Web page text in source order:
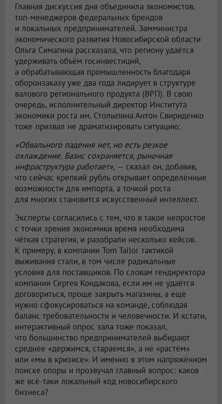
Главная дискуссия дня объединила экономистов,
топ-менеджеров федеральных брендов
и локальных предпринимателей. Замминистра
экономического развития Новосибирской области
Ольга Симагина рассказала, что региону удаётся
удерживать объём госинвестиций,
а обрабатывающая промышленность благодаря
оборонзаказу уже два года лидирует в структуре
валового регионального продукта (ВРП). В свою
очередь, исполнительный директор Института
экономики роста им. Столыпина Антон Свириденко
тоже призвал не драматизировать ситуацию:
«Обвального падения нет, но есть резкое
охлаждение. Базис сохраняется, рыночная
инфраструктура работает», — сказал он, добавив,
что сейчас крепкий рубль открывает определённые
возможности для импорта, а точкой роста
для многих становится искусственный интеллект.
Эксперты согласились с тем, что в такое непростое
с точки зрения экономики время необходима
чёткая стратегия, и разобрали несколько кейсов.
К примеру, в компании Tom Tailor тактикой
выживания стали, в том числе радикальные
условия для поставщиков. По словам гендиректора
компании Сергея Кондакова, если им не удаётся
договориться, проще закрыть магазины, а ещё
нужно сфокусироваться на команде, соблюдая
баланс требовательности и человечности. И кстати,
интерактивный опрос зала тоже показал,
что большинство предпринимателей выбирают
среднее «держимся, стараемся», а не «растём»
или «мы в кризисе». И именно в этом напряжённом
поиске опоры и прозвучал главный вопрос: каков
же всё-таки локальный код новосибирского
бизнеса?